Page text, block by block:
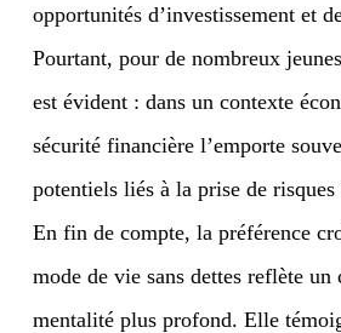
opportunités d’investissement et
Pourtant, pour de nombreux
est évident : dans un contexte
sécurité financière l’emporte
potentiels liés à la prise de risques
En fin de compte, la préférence
mode de vie sans dettes reflète un
mentalité plus profond. Elle